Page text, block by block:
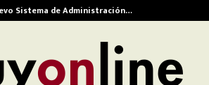
Sistema de Administración…